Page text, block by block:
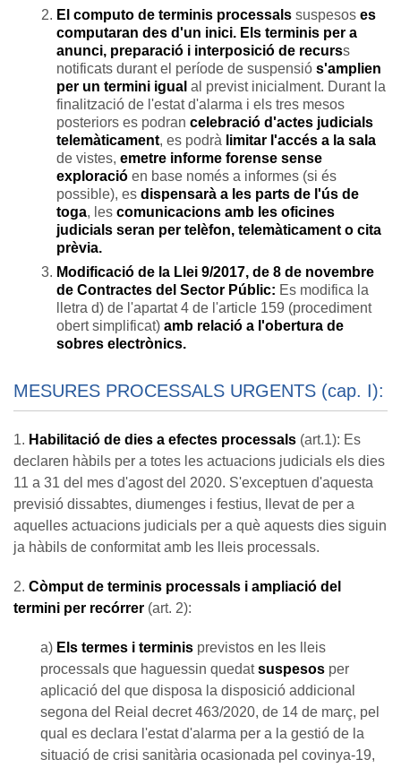
El computo de terminis processals suspesos es
computaran des d'un inici. Els terminis per a
anunci, preparació i interposició de recurss
notificats durant el període de suspensió s'amplien
per un termini igual al previst inicialment. Durant la
finalització de l'estat d'alarma i els tres mesos
posteriors es podran celebració d'actes judicials
telemàticament, es podrà limitar l'accés a la sala
de vistes, emetre informe forense sense
exploració en base només a informes (si és
possible), es dispensarà a les parts de l'ús de
toga, les comunicacions amb les oficines
judicials seran per telèfon, telemàticament o cita
prèvia.
Modificació de la Llei 9/2017, de 8 de novembre
de Contractes del Sector Públic: Es modifica la
lletra d) de l'apartat 4 de l'article 159 (procediment
obert simplificat) amb relació a l'obertura de
sobres electrònics.
MESURES PROCESSALS URGENTS (cap. I):
1. Habilitació de dies a efectes processals (art.1): Es
declaren hàbils per a totes les actuacions judicials els dies
11 a 31 del mes d'agost del 2020. S'exceptuen d'aquesta
previsió dissabtes, diumenges i festius, llevat de per a
aquelles actuacions judicials per a què aquests dies siguin
ja hàbils de conformitat amb les lleis processals.
2. Còmput de terminis processals i ampliació del
termini per recórrer (art. 2):
a) Els termes i terminis previstos en les lleis
processals que haguessin quedatsuspesos per
aplicació del que disposa la disposició addicional
segona del Reial decret 463/2020, de 14 de març, pel
qual es declara l'estat d'alarma per a la gestió de la
situació de crisi sanitària ocasionada pel covinya-19,